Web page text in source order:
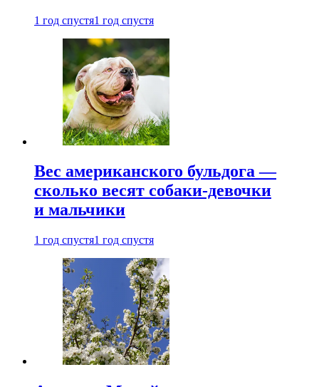
1 год спустя1 год спустя
Вес американского бульдога —
сколько весят собаки-девочки
и мальчики
1 год спустя1 год спустя